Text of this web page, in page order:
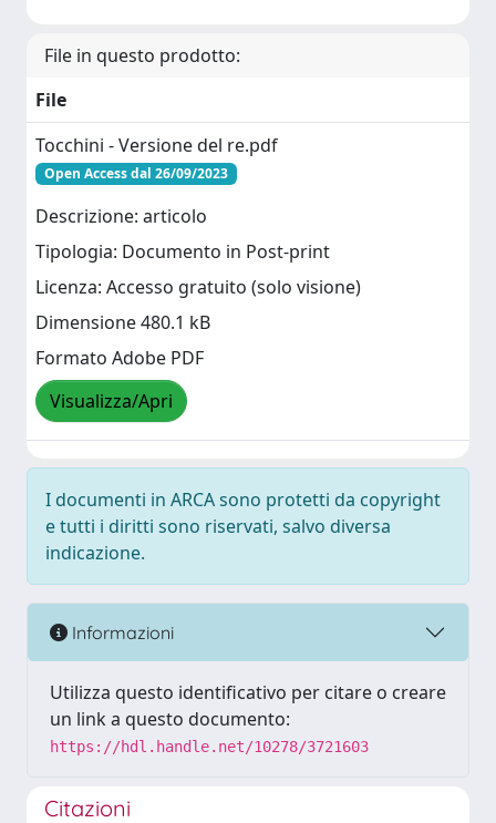
File in questo prodotto:
File
Tocchini - Versione del re.pdf
Open Access dal 26/09/2023
Descrizione: articolo
Tipologia: Documento in Post-print
Licenza: Accesso gratuito (solo visione)
Dimensione 480.1 kB
Formato Adobe PDF
Visualizza/Apri
I documenti in ARCA sono protetti da copyright
e tutti i diritti sono riservati, salvo diversa
indicazione.
Informazioni
Utilizza questo identificativo per citare o creare
un link a questo documento:
https://hdl.handle.net/10278/3721603
Citazioni